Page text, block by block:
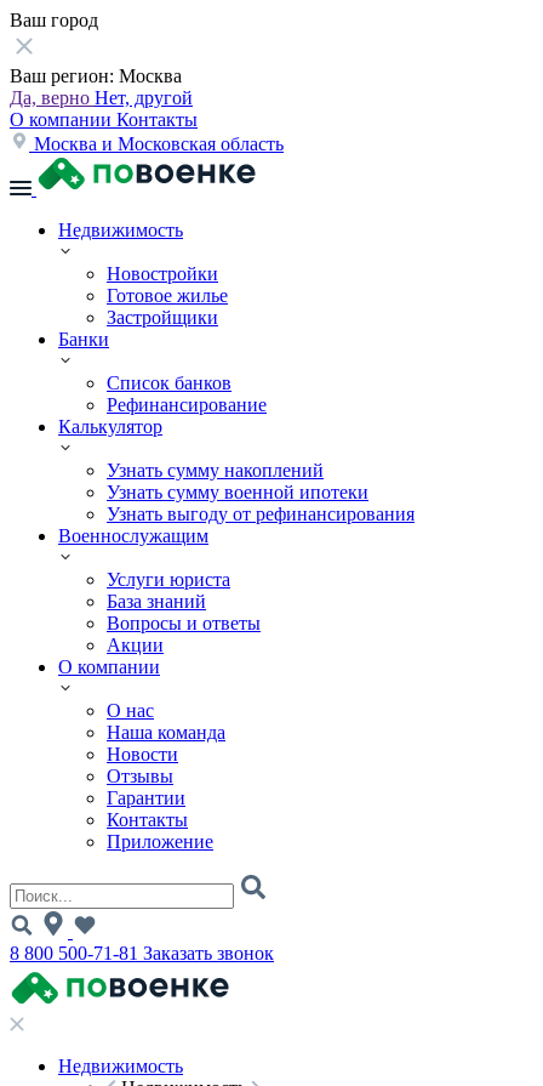
Ваш город
Ваш регион: Москва
Да, верно Нет, другой
О компании Контакты
Москва и Московская область
Недвижимость
Новостройки
Готовое жилье
Застройщики
Банки
Список банков
Рефинансирование
Калькулятор
Узнать сумму накоплений
Узнать сумму военной ипотеки
Узнать выгоду от рефинансирования
Военнослужащим
Услуги юриста
База знаний
Вопросы и ответы
Акции
О компании
О нас
Наша команда
Новости
Отзывы
Гарантии
Контакты
Приложение
8 800 500-71-81 Заказать звонок
Недвижимость